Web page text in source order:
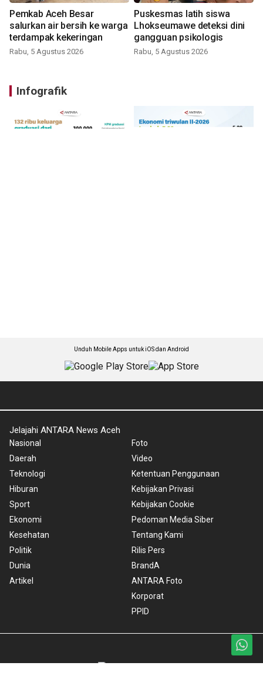
Pemkab Aceh Besar
salurkan air bersih ke warga
terdampak kekeringan
Rabu, 5 Agustus 2026
Puskesmas latih siswa
Lhokseumawe deteksi dini
gangguan psikologis
Rabu, 5 Agustus 2026
Infografik
Unduh Mobile Apps untuk iOS dan Android
Jelajahi ANTARA News Aceh
Nasional
Daerah
Teknologi
Hiburan
Sport
Ekonomi
Kesehatan
Politik
Dunia
Artikel
Foto
Video
Ketentuan Penggunaan
Kebijakan Privasi
Kebijakan Cookie
Pedoman Media Siber
Tentang Kami
Rilis Pers
BrandA
ANTARA Foto
Korporat
PPID